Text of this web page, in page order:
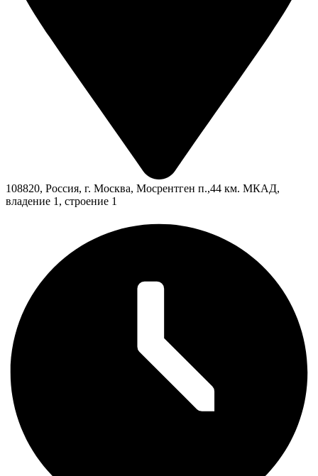
108820, Россия, г. Москва, Мосрентген п.,44 км. МКАД,
владение 1, строение 1